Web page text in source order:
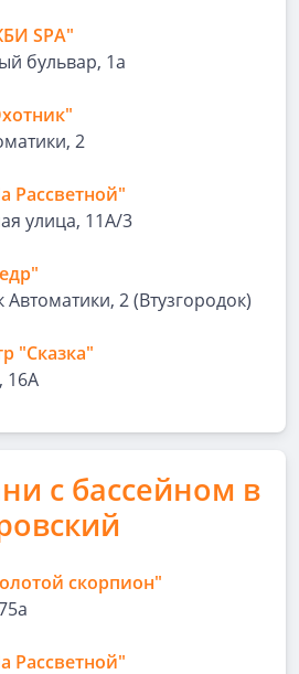
SPA"
бульвар, 1а
2
Рассветной"
улица, 11А/3
Автоматики, 2 (Втузгородок)
"Сказка"
16А
с бассейном в
скорпион"
Рассветной"